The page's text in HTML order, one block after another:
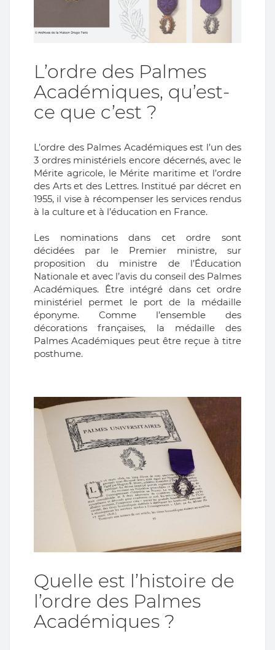
L’ordre des Palmes
Académiques, qu’est-
ce que c’est ?
L’ordre des Palmes Académiques est l’un des
3 ordres ministériels encore décernés, avec le
Mérite agricole, le Mérite maritime et l’ordre
des Arts et des Lettres. Institué par décret en
1955, il vise à récompenser les services rendus
à la culture et à l’éducation en France.
Les nominations dans cet ordre sont
décidées par le Premier ministre, sur
proposition du ministre de l’Éducation
Nationale et avec l’avis du conseil des Palmes
Académiques. Être intégré dans cet ordre
ministériel permet le port de la médaille
éponyme. Comme l’ensemble des
décorations françaises, la médaille des
Palmes Académiques peut être reçue à titre
posthume.
Quelle est l’histoire de
l’ordre des Palmes
Académiques ?